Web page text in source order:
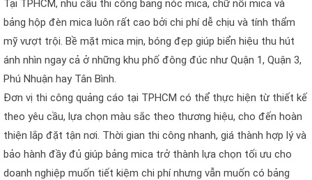
Tại TPHCM, nhu cầu thi công bảng nóc mica, chữ nổi mica và
bảng hộp đèn mica luôn rất cao bởi chi phí dễ chịu và tính thẩm
mỹ vượt trội. Bề mặt mica mịn, bóng đẹp giúp biển hiệu thu hút
ánh nhìn ngay cả ở những khu phố đông đúc như Quận 1, Quận 3,
Phú Nhuận hay Tân Bình.
Đơn vị thi công quảng cáo tại TPHCM có thể thực hiện từ thiết kế
theo yêu cầu, lựa chọn màu sắc theo thương hiệu, cho đến hoàn
thiện lắp đặt tận nơi. Thời gian thi công nhanh, giá thành hợp lý và
bảo hành đầy đủ giúp bảng mica trở thành lựa chọn tối ưu cho
doanh nghiệp muốn tiết kiệm chi phí nhưng vẫn muốn có bảng